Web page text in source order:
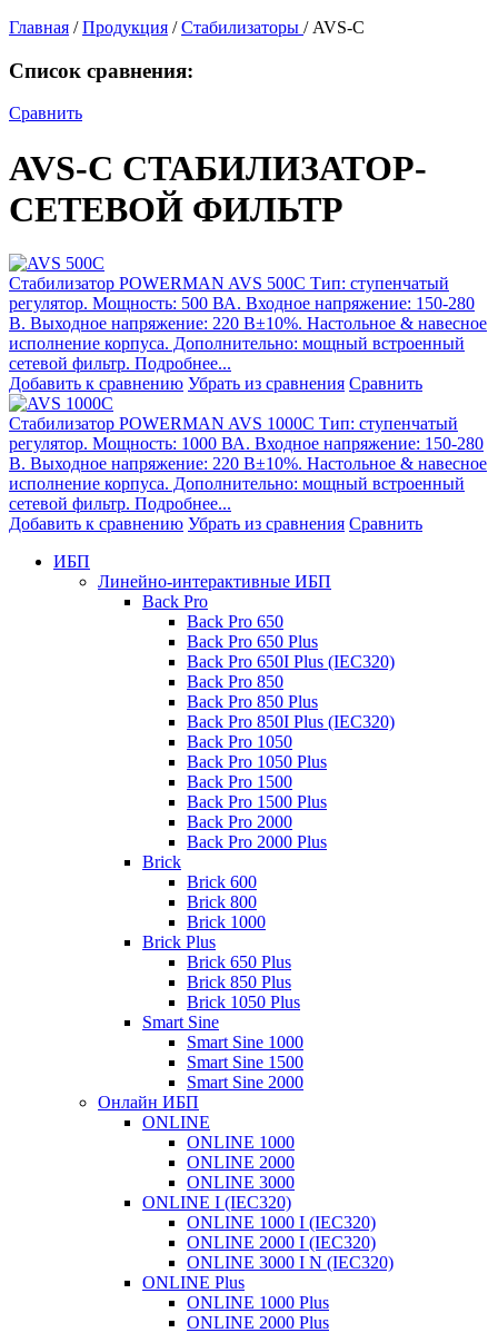
Главная /Продукция /Стабилизаторы / AVS-C
Список сравнения:
Сравнить
AVS-C СТАБИЛИЗАТОР-
СЕТЕВОЙ ФИЛЬТР
Стабилизатор POWERMAN AVS 500C Тип: ступенчатый
регулятор. Мощность: 500 ВА. Входное напряжение: 150-280
В. Выходное напряжение: 220 В±10%. Настольное & навесное
исполнение корпуса. Дополнительно: мощный встроенный
сетевой фильтр. Подробнее...
Добавить к сравнению Убрать из сравнения Сравнить
Стабилизатор POWERMAN AVS 1000C Тип: ступенчатый
регулятор. Мощность: 1000 ВА. Входное напряжение: 150-280
В. Выходное напряжение: 220 В±10%. Настольное & навесное
исполнение корпуса. Дополнительно: мощный встроенный
сетевой фильтр. Подробнее...
Добавить к сравнению Убрать из сравнения Сравнить
ИБП
Линейно-интерактивные ИБП
Back Pro
Back Pro 650
Back Pro 650 Plus
Back Pro 650I Plus (IEC320)
Back Pro 850
Back Pro 850 Plus
Back Pro 850I Plus (IEC320)
Back Pro 1050
Back Pro 1050 Plus
Back Pro 1500
Back Pro 1500 Plus
Back Pro 2000
Back Pro 2000 Plus
Brick
Brick 600
Brick 800
Brick 1000
Brick Plus
Brick 650 Plus
Brick 850 Plus
Brick 1050 Plus
Smart Sine
Smart Sine 1000
Smart Sine 1500
Smart Sine 2000
Онлайн ИБП
ONLINE
ONLINE 1000
ONLINE 2000
ONLINE 3000
ONLINE I (IEC320)
ONLINE 1000 I (IEC320)
ONLINE 2000 I (IEC320)
ONLINE 3000 I N (IEC320)
ONLINE Plus
ONLINE 1000 Plus
ONLINE 2000 Plus